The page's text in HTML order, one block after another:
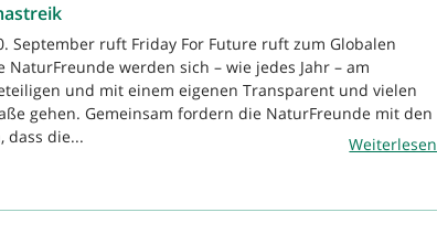
September ruft Friday For Future ruft zum Globalen
NaturFreunde werden sich – wie jedes Jahr – am
und mit einem eigenen Transparent und vielen
gehen. Gemeinsam fordern die NaturFreunde mit den
dass die...
Weiterlesen